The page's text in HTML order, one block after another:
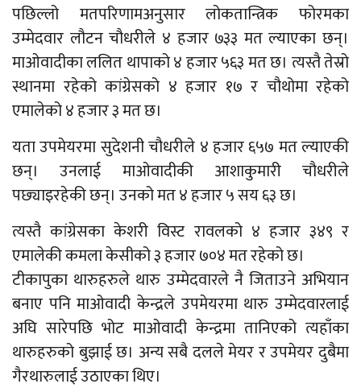
पछिल्लो मतपरिणामअनुसार लोकतान्त्रिक फोरमका
उम्मेदवार लौटन चौधरीले ४ हजार ७३३ मत ल्याएका छन्।
माओवादीका ललित थापाको ४ हजार ५६३ मत छ। त्यस्तै तेस्रो
स्थानमा रहेको कांग्रेसको ४ हजार १७ र चौथोमा रहेको
एमालेको ४ हजार ३ मत छ।
यता उपमेयरमा सुदेशनी चौधरीले ४ हजार ६५७ मत ल्याएकी
छन्। उनलाई माओवादीकी आशाकुमारी चौधरीले
पछ्याइरहेकी छन्। उनको मत ४ हजार ५ सय ६३ छ।
त्यस्तै कांग्रेसका केशरी विस्ट रावलको ४ हजार ३४९ र
एमालेकी कमला केसीको ३ हजार ७०४ मत रहेको छ।
टीकापुका थारुहरुले थारु उम्मेदवारले नै जिताउने अभियान
बनाए पनि माओवादी केन्द्रले उपमेयरमा थारु उम्मेदवारलाई
अघि सारेपछि भोट माओवादी केन्द्रमा तानिएको त्यहाँका
थारुहरुको बुझाई छ। अन्य सबै दलले मेयर र उपमेयर दुबैमा
गैरथारुलाई उठाएका थिए।